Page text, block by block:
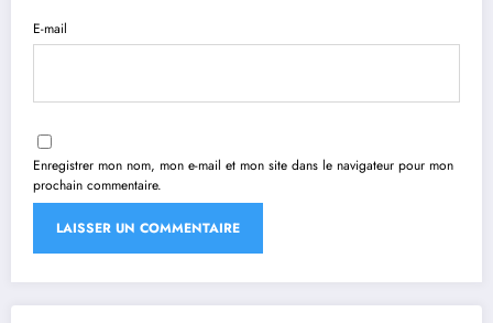
E-mail
Enregistrer mon nom, mon e-mail et mon site dans le navigateur pour mon
prochain commentaire.